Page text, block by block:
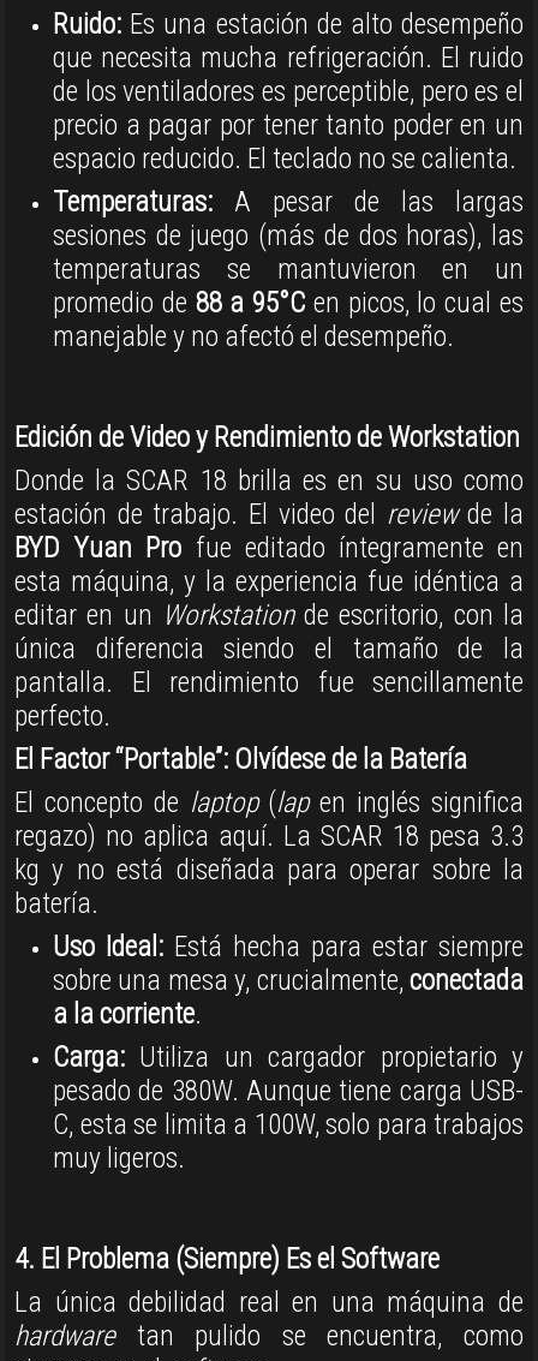
Ruido: Es una estación de alto desempeño
que necesita mucha refrigeración. El ruido
de los ventiladores es perceptible, pero es el
precio a pagar por tener tanto poder en un
espacio reducido. El teclado no se calienta.
Temperaturas: A pesar de las largas
sesiones de juego (más de dos horas), las
temperaturas se mantuvieron en un
promedio de 88 a 95°C en picos, lo cual es
manejable y no afectó el desempeño.
Edición de Video y Rendimiento de Workstation
Donde la SCAR 18 brilla es en su uso como
estación de trabajo. El video del reviewde la
BYD Yuan Pro fue editado íntegramente en
esta máquina, y la experiencia fue idéntica a
editar en un Workstationde escritorio, con la
única diferencia siendo el tamaño de la
pantalla. El rendimiento fue sencillamente
perfecto.
El Factor “Portable”: Olvídese de la Batería
El concepto de laptop(lapen inglés significa
regazo) no aplica aquí. La SCAR 18 pesa 3.3
kg y no está diseñada para operar sobre la
batería.
Uso Ideal: Está hecha para estar siempre
sobre una mesa y, crucialmente, conectada
a la corriente.
Carga: Utiliza un cargador propietario y
pesado de 380W. Aunque tiene carga USB-
C, esta se limita a 100W, solo para trabajos
muy ligeros.
4. El Problema (Siempre) Es el Software
La única debilidad real en una máquina de
hardwaretan pulido se encuentra, como